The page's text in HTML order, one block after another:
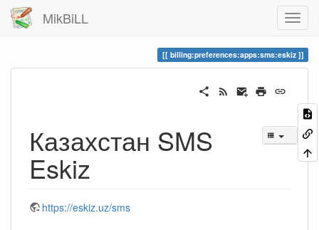
MikBiLL
billing:preferences:apps:sms:eskiz
Казахстан SMS
Eskiz
https://eskiz.uz/sms